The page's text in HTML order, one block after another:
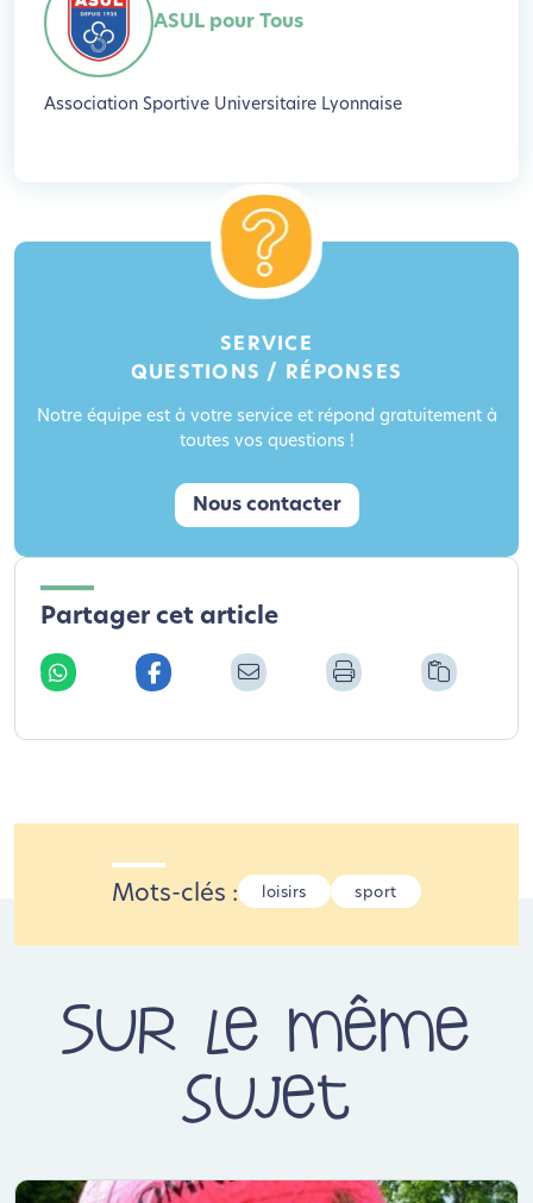
ASUL pour Tous
Association Sportive Universitaire Lyonnaise
SERVICE
QUESTIONS / RÉPONSES
Notre équipe est à votre service et répond gratuitement à
toutes vos questions !
Nous contacter
Partager cet article
Mots-clés : loisirs sport
Sur le même
sujet